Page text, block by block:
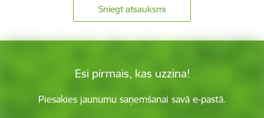
Sniegt atsauksmi
Esi pirmais, kas uzzina!
Piesakies jaunumu saņemšanai savā e-pastā.